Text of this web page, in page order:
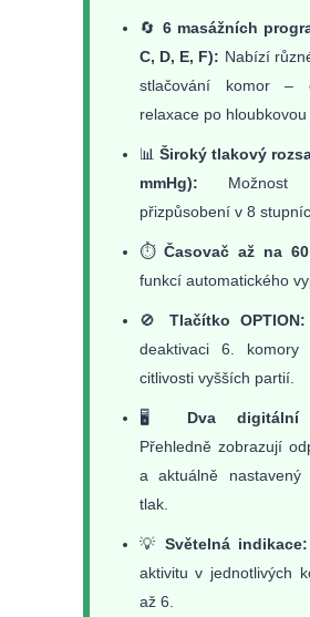
🔄 6 masážních
C, D, E, F): Nabízí
stlačování komor –
relaxace po hloubkovou
📊 Široký tlakový
mmHg): Možnost
přizpůsobení v 8
⏱️ Časovač až na
funkcí automatického
🚫 Tlačítko OPTION:
deaktivaci 6. komory
citlivosti vyšších partií.
🖥️ Dva digitální
Přehledně zobrazují
a aktuálně nastavený
tlak.
💡 Světelná indikace:
aktivitu v jednotlivých
až 6.